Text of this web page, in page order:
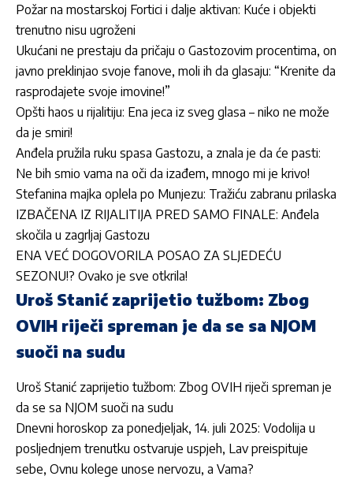
Požar na mostarskoj Fortici i dalje aktivan: Kuće i objekti
trenutno nisu ugroženi
Ukućani ne prestaju da pričaju o Gastozovim procentima, on
javno preklinjao svoje fanove, moli ih da glasaju: “Krenite da
rasprodajete svoje imovine!”
Opšti haos u rijalitiju: Ena jeca iz sveg glasa – niko ne može
da je smiri!
Anđela pružila ruku spasa Gastozu, a znala je da će pasti:
Ne bih smio vama na oči da izađem, mnogo mi je krivo!
Stefanina majka oplela po Munjezu: Tražiću zabranu prilaska
IZBAČENA IZ RIJALITIJA PRED SAMO FINALE: Anđela
skočila u zagrljaj Gastozu
ENA VEĆ DOGOVORILA POSAO ZA SLJEDEĆU
SEZONU!? Ovako je sve otkrila!
Uroš Stanić zaprijetio tužbom: Zbog
OVIH riječi spreman je da se sa NJOM
suoči na sudu
Uroš Stanić zaprijetio tužbom: Zbog OVIH riječi spreman je
da se sa NJOM suoči na sudu
Dnevni horoskop za ponedjeljak, 14. juli 2025: Vodolija u
posljednjem trenutku ostvaruje uspjeh, Lav preispituje
sebe, Ovnu kolege unose nervozu, a Vama?